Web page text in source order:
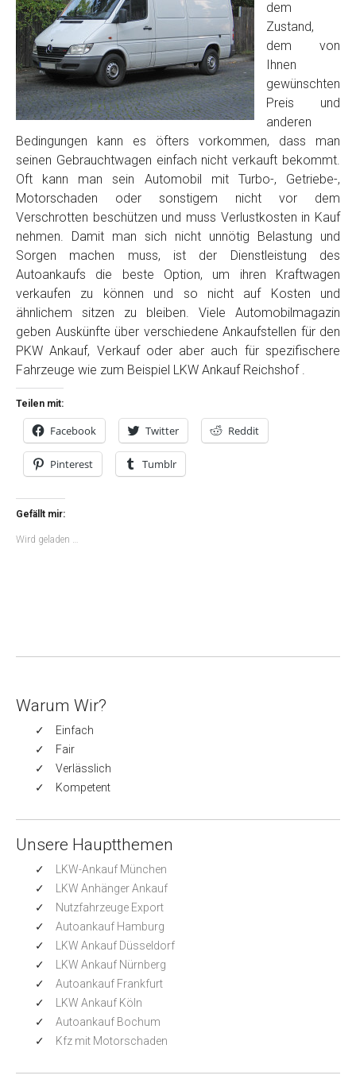
dem
Zustand,
dem von
Ihnen
gewünschten
Preis und
anderen
Bedingungen kann es öfters vorkommen, dass man
seinen Gebrauchtwagen einfach nicht verkauft bekommt.
Oft kann man sein Automobil mit Turbo-, Getriebe-,
Motorschaden oder sonstigem nicht vor dem
Verschrotten beschützen und muss Verlustkosten in Kauf
nehmen. Damit man sich nicht unnötig Belastung und
Sorgen machen muss, ist der Dienstleistung des
Autoankaufs die beste Option, um ihren Kraftwagen
verkaufen zu können und so nicht auf Kosten und
ähnlichem sitzen zu bleiben. Viele Automobilmagazin
geben Auskünfte über verschiedene Ankaufstellen für den
PKW Ankauf, Verkauf oder aber auch für spezifischere
Fahrzeuge wie zum Beispiel LKW Ankauf Reichshof .
Teilen mit:
Facebook Twitter Reddit
Pinterest Tumblr
Gefällt mir:
Wird geladen …
Warum Wir?
Einfach
Fair
Verlässlich
Kompetent
Unsere Hauptthemen
LKW-Ankauf München
LKW Anhänger Ankauf
Nutzfahrzeuge Export
Autoankauf Hamburg
LKW Ankauf Düsseldorf
LKW Ankauf Nürnberg
Autoankauf Frankfurt
LKW Ankauf Köln
Autoankauf Bochum
Kfz mit Motorschaden